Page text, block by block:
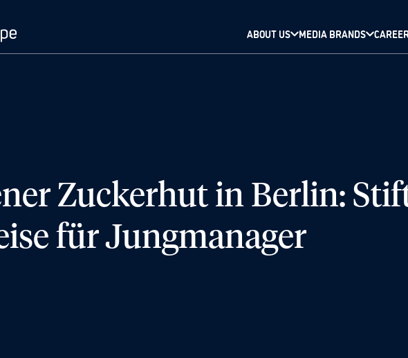
ABOUT US MEDIA BRANDS
Zuckerhut in Berlin:
für Jungmanager